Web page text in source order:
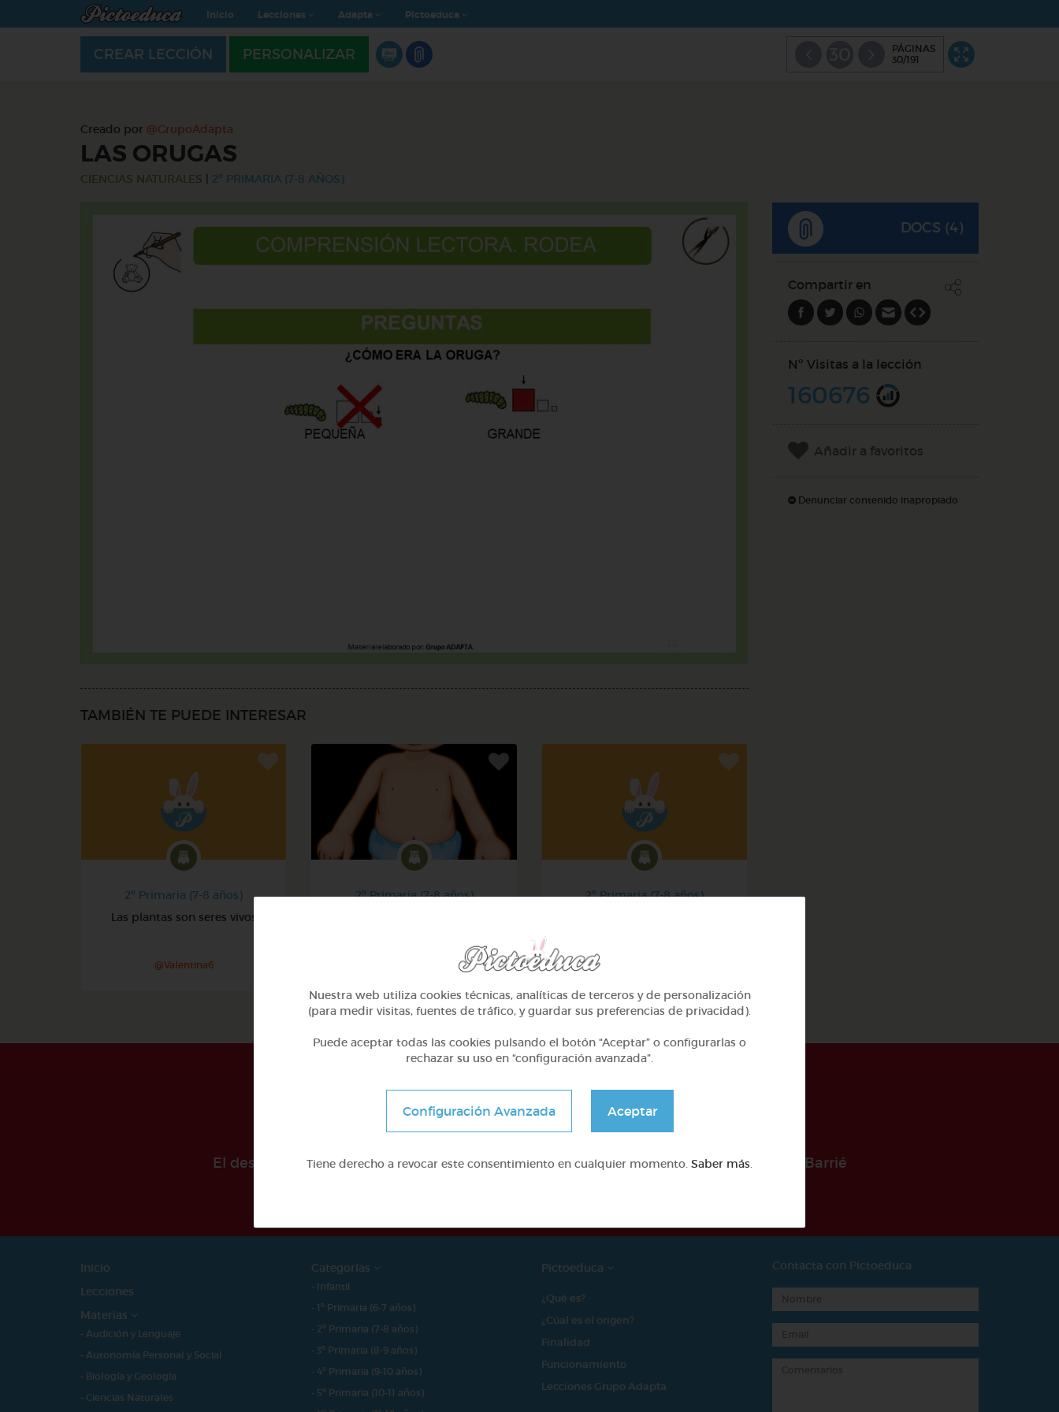
Inicio Lecciones Adapta Pictoeduca
CREAR LECCIÓN PERSONALIZAR
PÁGINAS
30/191
Creado por @GrupoAdapta
LAS ORUGAS
CIENCIAS NATURALES 2º PRIMARIA (7-8 AÑOS)
TAMBIÉN TE PUEDE INTERESAR
2º Primaria (7-8 años)
Las plantas son seres vivos
@Valentina6
2º Primaria (7-8 años)
2º Primaria (7-8 años)
DOCS (4)
Compartir en
Nº Visitas a la lección
160676
Añadir a favoritos
Denunciar contenido inapropiado
El desarollo de este proyecto ha sido posible gracias al mecenazgo de la Fundación Barrié
Inicio
Lecciones
Materias
- Audición y Lenguaje
- Autonomía Personal y Social
- Biología y Geología
- Ciencias Naturales
Categorías
- Infantil
- 1º Primaria (6-7 años)
- 2º Primaria (7-8 años)
- 3º Primaria (8-9 años)
- 4º Primaria (9-10 años)
- 5º Primaria (10-11 años)
Pictoeduca
¿Qué es?
¿Cúal es el origen?
Finalidad
Funcionamiento
Lecciones Grupo Adapta
Contacta con Pictoeduca
Nuestra web utiliza cookies técnicas, analíticas de terceros y de personalización
(para medir visitas, fuentes de tráfico, y guardar sus preferencias de privacidad).
Puede aceptar todas las cookies pulsando el botón “Aceptar” o configurarlas o
rechazar su uso en “configuración avanzada”.
Configuración Avanzada Aceptar
Tiene derecho a revocar este consentimiento en cualquier momento. Saber más.